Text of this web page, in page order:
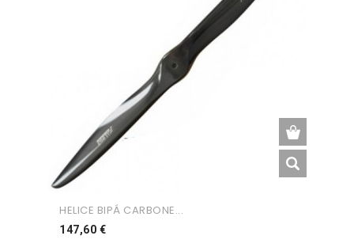
HELICE BIPÁ CARBONE...
147,60 €Preço